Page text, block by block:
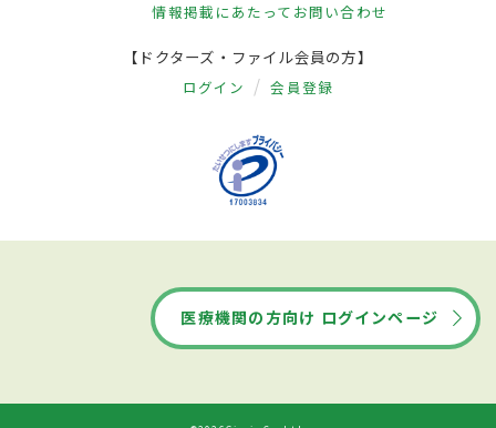
情報掲載にあたって お問い合わせ
【ドクターズ・ファイル会員の方】
ログイン 会員登録
医療機関の方向け ログインページ